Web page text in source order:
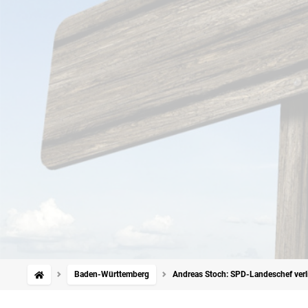
Baden-Württemberg Andreas Stoch: SPD-Landeschef